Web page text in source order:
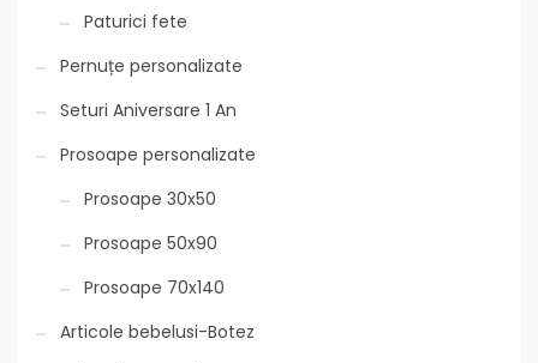
Paturici fete
Pernuțe personalizate
Seturi Aniversare 1 An
Prosoape personalizate
Prosoape 30x50
Prosoape 50x90
Prosoape 70x140
Articole bebelusi-Botez